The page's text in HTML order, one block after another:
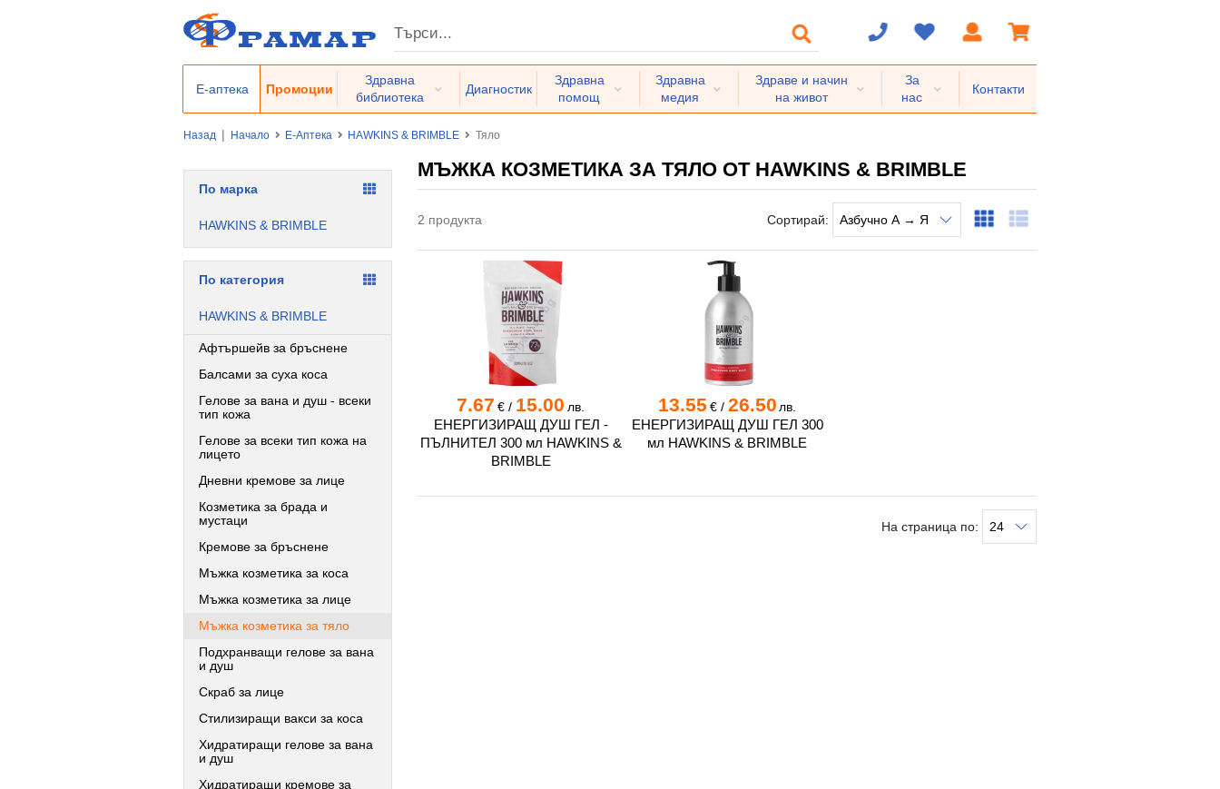
Е-аптека Промоции
Здравна
библиотека
Диагностик
Здравна
помощ
Здравна
медия
Здраве и начин
на живот
За
нас
Контакти
Назад | Начало Е-Аптека HAWKINS & BRIMBLE Тяло
МЪЖКА КОЗМЕТИКА ЗА ТЯЛО ОТ HAWKINS & BRIMBLE
2 продукта Сортирай:
7.67 € / 15.00 лв.
ЕНЕРГИЗИРАЩ ДУШ ГЕЛ -
ПЪЛНИТЕЛ 300 мл HAWKINS &
BRIMBLE
13.55 €/ 26.50 лв.
ЕНЕРГИЗИРАЩ ДУШ ГЕЛ 300
мл HAWKINS & BRIMBLE
На страница по:
По марка
HAWKINS & BRIMBLE
По категория
HAWKINS & BRIMBLE
Афтършейв за бръснене
Балсами за суха коса
Гелове за вана и душ - всеки
тип кожа
Гелове за всеки тип кожа на
лицето
Дневни кремове за лице
Козметика за брада и
мустаци
Кремове за бръснене
Мъжка козметика за коса
Мъжка козметика за лице
Мъжка козметика за тяло
Подхранващи гелове за вана
и душ
Скраб за лице
Стилизиращи вакси за коса
Хидратиращи гелове за вана
и душ
Хидратиращи кремове за